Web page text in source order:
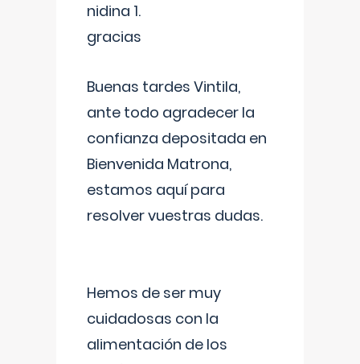
nidina 1.
gracias
Buenas tardes Vintila,
ante todo agradecer la
confianza depositada en
Bienvenida Matrona,
estamos aquí para
resolver vuestras dudas.
Hemos de ser muy
cuidadosas con la
alimentación de los